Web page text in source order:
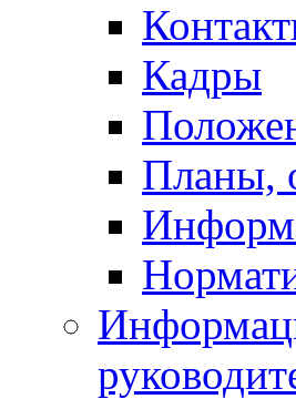
Кадры
Планы,